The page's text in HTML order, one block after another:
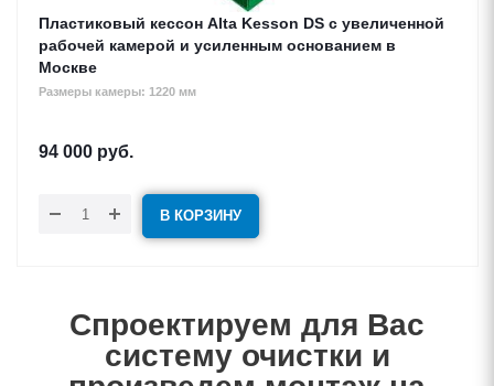
Пластиковый кессон Alta Kesson DS с увеличенной
рабочей камерой и усиленным основанием в
Москве
Размеры камеры: 1220 мм
94 000 руб.
В КОРЗИНУ
Спроектируем для Вас
систему очистки и